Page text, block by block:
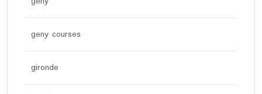
geny courses
gironde